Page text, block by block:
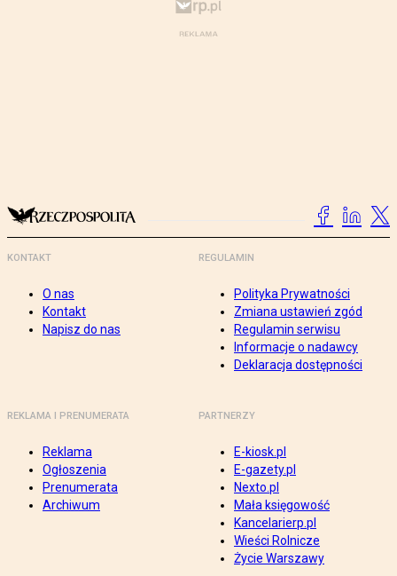
KONTAKT
O nas
Kontakt
Napisz do nas
REGULAMIN
Polityka Prywatności
Zmiana ustawień zgód
Regulamin serwisu
Informacje o nadawcy
Deklaracja dostępności
REKLAMA I PRENUMERATA
Reklama
Ogłoszenia
Prenumerata
Archiwum
PARTNERZY
E-kiosk.pl
E-gazety.pl
Nexto.pl
Mała księgowość
Kancelarierp.pl
Wieści Rolnicze
Życie Warszawy